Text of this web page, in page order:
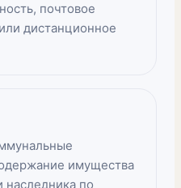
почтовое
дистанционное
имущества
наследника по